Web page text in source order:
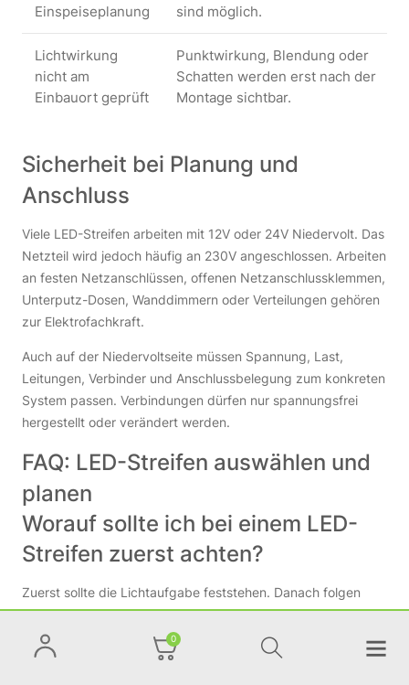
0
Einspeiseplanung
sind möglich.
Lichtwirkung
nicht am
Einbauort geprüft
Punktwirkung, Blendung oder
Schatten werden erst nach der
Montage sichtbar.
Sicherheit bei Planung und
Anschluss
Viele LED-Streifen arbeiten mit 12V oder 24V Niedervolt. Das
Netzteil wird jedoch häufig an 230V angeschlossen. Arbeiten
an festen Netzanschlüssen, offenen Netzanschlussklemmen,
Unterputz-Dosen, Wanddimmern oder Verteilungen gehören
zur Elektrofachkraft.
Auch auf der Niedervoltseite müssen Spannung, Last,
Leitungen, Verbinder und Anschlussbelegung zum konkreten
System passen. Verbindungen dürfen nur spannungsfrei
hergestellt oder verändert werden.
FAQ: LED-Streifen auswählen und
planen
Worauf sollte ich bei einem LED-
Streifen zuerst achten?
Zuerst sollte die Lichtaufgabe feststehen. Danach folgen
Helligkeit, Lichtfarbe, Einbauort, Bauart, Spannung,
Steuerung und elektrische Planung.